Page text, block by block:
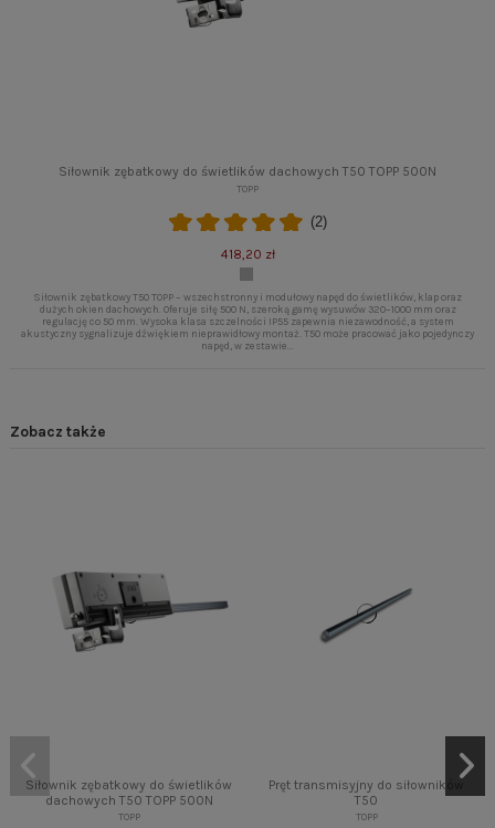
Siłownik zębatkowy do świetlików dachowych T50 TOPP 500N
TOPP
(2)
418,20 zł
Siłownik zębatkowy T50 TOPP – wszechstronny i modułowy napęd do świetlików, klap oraz
dużych okien dachowych. Oferuje siłę 500 N, szeroką gamę wysuwów 320–1000 mm oraz
regulację co 50 mm. Wysoka klasa szczelności IP55 zapewnia niezawodność, a system
akustyczny sygnalizuje dźwiękiem nieprawidłowy montaż. T50 może pracować jako pojedynczy
napęd, w zestawie...
Zobacz także
Siłownik zębatkowy do świetlików
dachowych T50 TOPP 500N
TOPP
Pręt transmisyjny do siłowników
T50
TOPP